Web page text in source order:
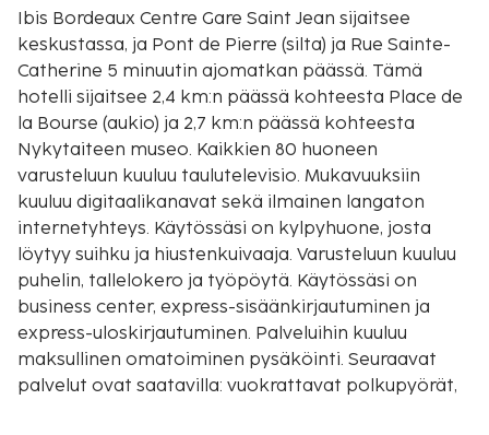
Ibis Bordeaux Centre Gare Saint Jean sijaitsee
keskustassa, ja Pont de Pierre (silta) ja Rue Sainte-
Catherine 5 minuutin ajomatkan päässä. Tämä
hotelli sijaitsee 2,4 km:n päässä kohteesta Place de
la Bourse (aukio) ja 2,7 km:n päässä kohteesta
Nykytaiteen museo. Kaikkien 80 huoneen
varusteluun kuuluu taulutelevisio. Mukavuuksiin
kuuluu digitaalikanavat sekä ilmainen langaton
internetyhteys. Käytössäsi on kylpyhuone, josta
löytyy suihku ja hiustenkuivaaja. Varusteluun kuuluu
puhelin, tallelokero ja työpöytä. Käytössäsi on
business center, express-sisäänkirjautuminen ja
express-uloskirjautuminen. Palveluihin kuuluu
maksullinen omatoiminen pysäköinti. Seuraavat
palvelut ovat saatavilla: vuokrattavat polkupyörät,